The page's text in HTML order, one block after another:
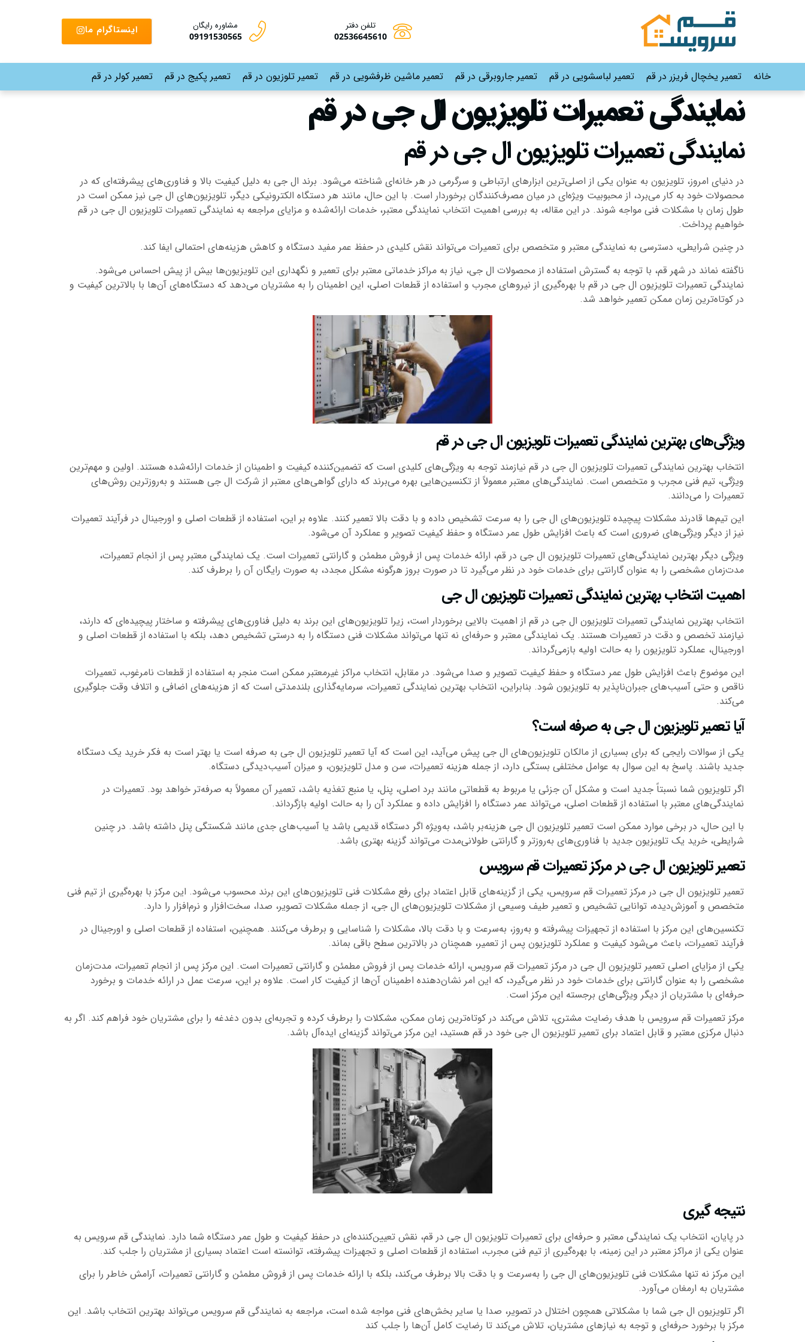
تلفن دفتر
02536645610
مشاوره رایگان
09191530565 اینستاگرام ما
خانه تعمیر یخچال فریزر در قم تعمیر لباسشویی در قم تعمیر جاروبرقی در قم تعمیر ماشین ظرفشویی در قم تعمیر تلوزیون در قم تعمیر پکیج در قم تعمیر کولر در قم
نمایندگی تعمیرات تلویزیون ال جی در قم
نمایندگی تعمیرات تلویزیون ال جی در قم
در دنیای امروز، تلویزیون به عنوان یکی از اصلی‌ترین ابزارهای ارتباطی و سرگرمی در هر خانه‌ای شناخته می‌شود. برند ال جی به دلیل کیفیت بالا و فناوری‌های پیشرفته‌ای که در
محصولات خود به کار می‌برد، از محبوبیت ویژه‌ای در میان مصرف‌کنندگان برخوردار است. با این حال، مانند هر دستگاه الکترونیکی دیگر، تلویزیون‌های ال جی نیز ممکن است در
طول زمان با مشکلات فنی مواجه شوند. در این مقاله، به بررسی اهمیت انتخاب نمایندگی معتبر، خدمات ارائه‌شده و مزایای مراجعه به نمایندگی تعمیرات تلویزیون ال جی در قم
خواهیم پرداخت.
در چنین شرایطی، دسترسی به نمایندگی معتبر و متخصص برای تعمیرات می‌تواند نقش کلیدی در حفظ عمر مفید دستگاه و کاهش هزینه‌های احتمالی ایفا کند.
ناگفته نماند در شهر قم، با توجه به گسترش استفاده از محصولات ال جی، نیاز به مراکز خدماتی معتبر برای تعمیر و نگهداری این تلویزیون‌ها بیش از پیش احساس می‌شود.
نمایندگی تعمیرات تلویزیون ال جی در قم با بهره‌گیری از نیروهای مجرب و استفاده از قطعات اصلی، این اطمینان را به مشتریان می‌دهد که دستگاه‌های آن‌ها با بالاترین کیفیت و
در کوتاه‌ترین زمان ممکن تعمیر خواهد شد.
ویژگی‌های بهترین نمایندگی تعمیرات تلویزیون ال جی در قم
انتخاب بهترین نمایندگی تعمیرات تلویزیون ال جی در قم نیازمند توجه به ویژگی‌های کلیدی است که تضمین‌کننده کیفیت و اطمینان از خدمات ارائه‌شده هستند. اولین و مهم‌ترین
ویژگی، تیم فنی مجرب و متخصص است. نمایندگی‌های معتبر معمولاً از تکنسین‌هایی بهره می‌برند که دارای گواهی‌های معتبر از شرکت ال جی هستند و به‌روزترین روش‌های
تعمیرات را می‌دانند.
این تیم‌ها قادرند مشکلات پیچیده تلویزیون‌های ال جی را به سرعت تشخیص داده و با دقت بالا تعمیر کنند. علاوه بر این، استفاده از قطعات اصلی و اورجینال در فرآیند تعمیرات
نیز از دیگر ویژگی‌های ضروری است که باعث افزایش طول عمر دستگاه و حفظ کیفیت تصویر و عملکرد آن می‌شود.
ویژگی دیگر بهترین نمایندگی‌های تعمیرات تلویزیون ال جی در قم، ارائه خدمات پس از فروش مطمئن و گارانتی تعمیرات است. یک نمایندگی معتبر پس از انجام تعمیرات،
مدت‌زمان مشخصی را به عنوان گارانتی برای خدمات خود در نظر می‌گیرد تا در صورت بروز هرگونه مشکل مجدد، به صورت رایگان آن را برطرف کند.
اهمیت انتخاب بهترین نمایندگی تعمیرات تلویزیون ال جی
انتخاب بهترین نمایندگی تعمیرات تلویزیون ال جی در قم از اهمیت بالایی برخوردار است، زیرا تلویزیون‌های این برند به دلیل فناوری‌های پیشرفته و ساختار پیچیده‌ای که دارند،
نیازمند تخصص و دقت در تعمیرات هستند. یک نمایندگی معتبر و حرفه‌ای نه تنها می‌تواند مشکلات فنی دستگاه را به درستی تشخیص دهد، بلکه با استفاده از قطعات اصلی و
اورجینال، عملکرد تلویزیون را به حالت اولیه بازمی‌گرداند.
این موضوع باعث افزایش طول عمر دستگاه و حفظ کیفیت تصویر و صدا می‌شود. در مقابل، انتخاب مراکز غیرمعتبر ممکن است منجر به استفاده از قطعات نامرغوب، تعمیرات
ناقص و حتی آسیب‌های جبران‌ناپذیر به تلویزیون شود. بنابراین، انتخاب بهترین نمایندگی تعمیرات، سرمایه‌گذاری بلندمدتی است که از هزینه‌های اضافی و اتلاف وقت جلوگیری
می‌کند.
آیا تعمیر تلویزیون ال جی به صرفه است؟
یکی از سوالات رایجی که برای بسیاری از مالکان تلویزیون‌های ال جی پیش می‌آید، این است که آیا تعمیر تلویزیون ال جی به صرفه است یا بهتر است به فکر خرید یک دستگاه
جدید باشند. پاسخ به این سوال به عوامل مختلفی بستگی دارد، از جمله هزینه تعمیرات، سن و مدل تلویزیون، و میزان آسیب‌دیدگی دستگاه.
اگر تلویزیون شما نسبتاً جدید است و مشکل آن جزئی یا مربوط به قطعاتی مانند برد اصلی، پنل، یا منبع تغذیه باشد، تعمیر آن معمولاً به صرفه‌تر خواهد بود. تعمیرات در
نمایندگی‌های معتبر با استفاده از قطعات اصلی، می‌تواند عمر دستگاه را افزایش داده و عملکرد آن را به حالت اولیه بازگرداند.
با این حال، در برخی موارد ممکن است تعمیر تلویزیون ال جی هزینه‌بر باشد، به‌ویژه اگر دستگاه قدیمی باشد یا آسیب‌های جدی مانند شکستگی پنل داشته باشد. در چنین
شرایطی، خرید یک تلویزیون جدید با فناوری‌های به‌روزتر و گارانتی طولانی‌مدت می‌تواند گزینه بهتری باشد.
تعمیر تلویزیون ال جی در مرکز تعمیرات قم سرویس
تعمیر تلویزیون ال جی در مرکز تعمیرات قم سرویس، یکی از گزینه‌های قابل اعتماد برای رفع مشکلات فنی تلویزیون‌های این برند محسوب می‌شود. این مرکز با بهره‌گیری از تیم فنی
متخصص و آموزش‌دیده، توانایی تشخیص و تعمیر طیف وسیعی از مشکلات تلویزیون‌های ال جی، از جمله مشکلات تصویر، صدا، سخت‌افزار و نرم‌افزار را دارد.
تکنسین‌های این مرکز با استفاده از تجهیزات پیشرفته و به‌روز، به‌سرعت و با دقت بالا، مشکلات را شناسایی و برطرف می‌کنند. همچنین، استفاده از قطعات اصلی و اورجینال در
فرآیند تعمیرات، باعث می‌شود کیفیت و عملکرد تلویزیون پس از تعمیر، همچنان در بالاترین سطح باقی بماند.
یکی از مزایای اصلی تعمیر تلویزیون ال جی در مرکز تعمیرات قم سرویس، ارائه خدمات پس از فروش مطمئن و گارانتی تعمیرات است. این مرکز پس از انجام تعمیرات، مدت‌زمان
مشخصی را به عنوان گارانتی برای خدمات خود در نظر می‌گیرد، که این امر نشان‌دهنده اطمینان آن‌ها از کیفیت کار است. علاوه بر این، سرعت عمل در ارائه خدمات و برخورد
حرفه‌ای با مشتریان از دیگر ویژگی‌های برجسته این مرکز است.
مرکز تعمیرات قم سرویس با هدف رضایت مشتری، تلاش می‌کند در کوتاه‌ترین زمان ممکن، مشکلات را برطرف کرده و تجربه‌ای بدون دغدغه را برای مشتریان خود فراهم کند. اگر به
دنبال مرکزی معتبر و قابل اعتماد برای تعمیر تلویزیون ال جی خود در قم هستید، این مرکز می‌تواند گزینه‌ای ایده‌آل باشد.
نتیجه گیری
در پایان، انتخاب یک نمایندگی معتبر و حرفه‌ای برای تعمیرات تلویزیون ال جی در قم، نقش تعیین‌کننده‌ای در حفظ کیفیت و طول عمر دستگاه شما دارد. نمایندگی قم سرویس به
عنوان یکی از مراکز معتبر در این زمینه، با بهره‌گیری از تیم فنی مجرب، استفاده از قطعات اصلی و تجهیزات پیشرفته، توانسته است اعتماد بسیاری از مشتریان را جلب کند.
این مرکز نه تنها مشکلات فنی تلویزیون‌های ال جی را به‌سرعت و با دقت بالا برطرف می‌کند، بلکه با ارائه خدمات پس از فروش مطمئن و گارانتی تعمیرات، آرامش خاطر را برای
مشتریان به ارمغان می‌آورد.
اگر تلویزیون ال جی شما با مشکلاتی همچون اختلال در تصویر، صدا یا سایر بخش‌های فنی مواجه شده است، مراجعه به نمایندگی قم سرویس می‌تواند بهترین انتخاب باشد. این
مرکز با برخورد حرفه‌ای و توجه به نیازهای مشتریان، تلاش می‌کند تا رضایت کامل آن‌ها را جلب کند